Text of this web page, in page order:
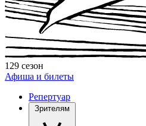
129 сезон
Афиша и билеты
Репертуар
Зрителям